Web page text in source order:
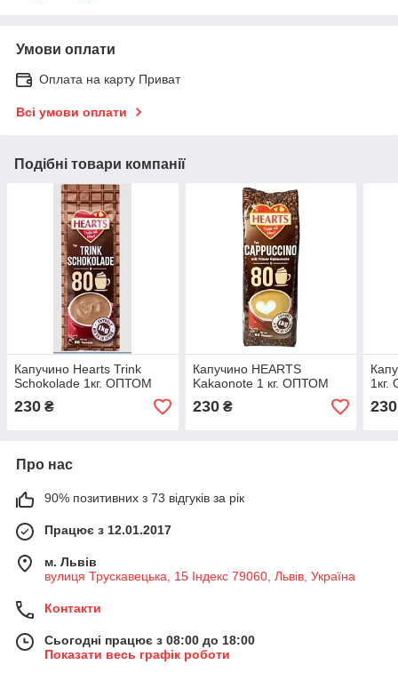
Умови оплати
Оплата на карту Приват
Всі умови оплати
Подібні товари компанії
Капучино Hearts Trink
Schokolade 1кг. ОПТОМ
230 ₴
Капучино HEARTS
Kakaonote 1 кг. ОПТОМ
230₴ 230
Про нас
90% позитивних з 73 відгуків за рік
Працює з 12.01.2017
м. Львів
вулиця Трускавецька, 15 Індекс 79060, Львів, Україна
Контакти
Сьогодні працює з 08:00 до 18:00
Показати весь графік роботи